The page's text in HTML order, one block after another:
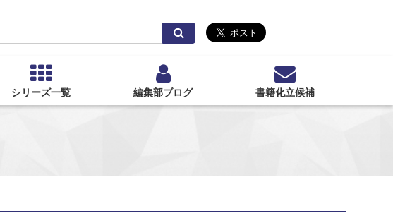
索
シリーズ一覧 編集部ブログ 書籍化立候補